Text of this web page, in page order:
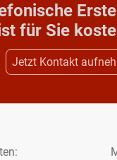
für Sie
Jetzt Kontakt